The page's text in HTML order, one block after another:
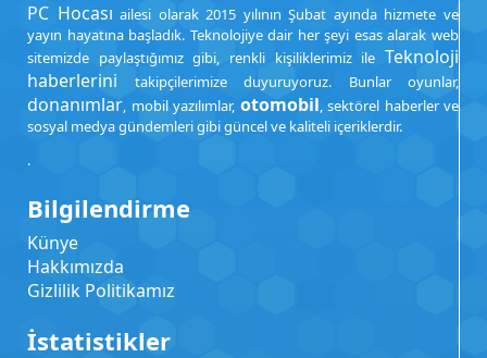
PC Hocası ailesi olarak 2015 yılının Şubat ayında hizmete ve
yayın hayatına başladık. Teknolojiye dair her şeyi esas alarak web
sitemizde paylaştığımız gibi, renkli kişiliklerimiz ile Teknoloji
haberlerini takipçilerimize duyuruyoruz. Bunlar oyunlar,
donanımlar, mobil yazılımlar, otomobil, sektörel haberler ve
sosyal medya gündemleri gibi güncel ve kaliteli içeriklerdir.
.
Bilgilendirme
Künye
Hakkımızda
Gizlilik Politikamız
İstatistikler